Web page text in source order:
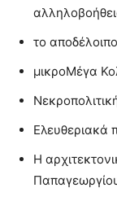
το
μικροΜέγα
Ελευθεριακά
Η